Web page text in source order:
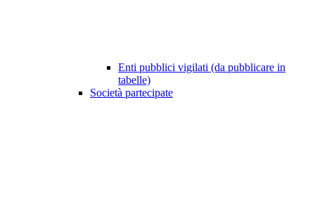
Enti pubblici vigilati (da pubblicare in
tabelle)
Società partecipate